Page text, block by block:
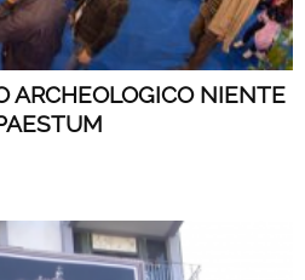
ARCHEOLOGICO NIENTE